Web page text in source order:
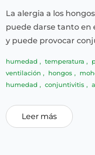
La alergia a los
puede darse tanto en
y puede provocar
humedad , temperatura ,
ventilación , hongos ,
humedad , conjuntivitis ,
Leer más